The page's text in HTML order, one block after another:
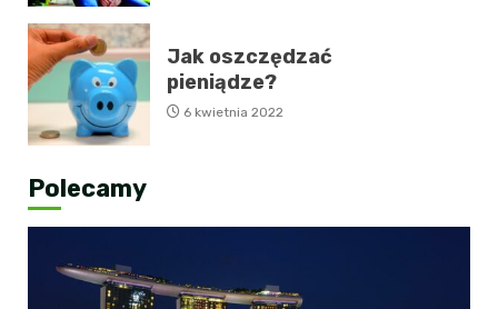
Jak oszczędzać
pieniądze?
6 kwietnia 2022
Polecamy